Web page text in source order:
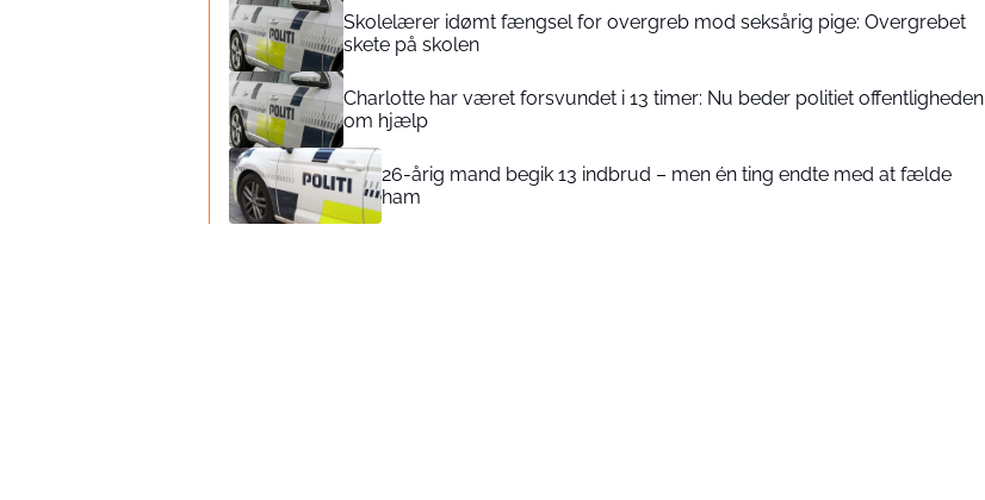
Skolelærer idømt fængsel for overgreb mod seksårig pige: Overgrebet
skete på skolen
Charlotte har været forsvundet i 13 timer: Nu beder politiet offentligheden
om hjælp
26-årig mand begik 13 indbrud – men én ting endte med at fælde
ham